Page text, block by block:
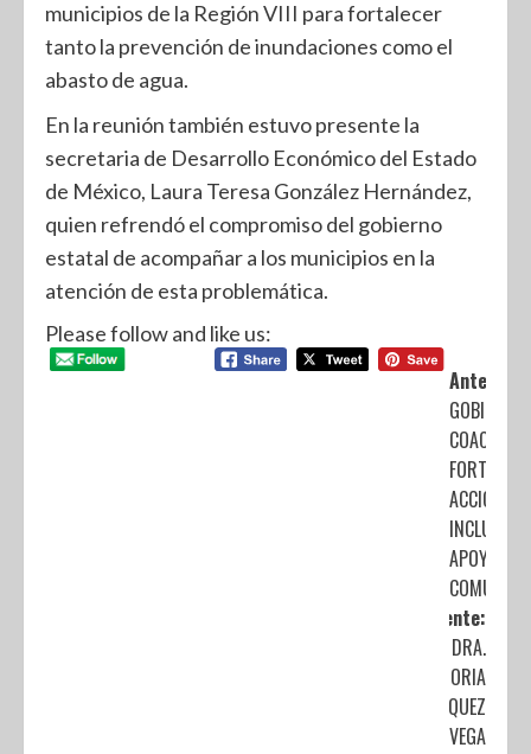
municipios de la Región VIII para fortalecer
tanto la prevención de inundaciones como el
abasto de agua.
En la reunión también estuvo presente la
secretaria de Desarrollo Económico del Estado
de México, Laura Teresa González Hernández,
quien refrendó el compromiso del gobierno
estatal de acompañar a los municipios en la
atención de esta problemática.
Please follow and like us:
Anterior:
GOBIERNO
COACALCO
FORTALECE
ACCIONES
APOYO
Siguiente:
DRA.
VICTORIA
VÍQUEZ
VEGA